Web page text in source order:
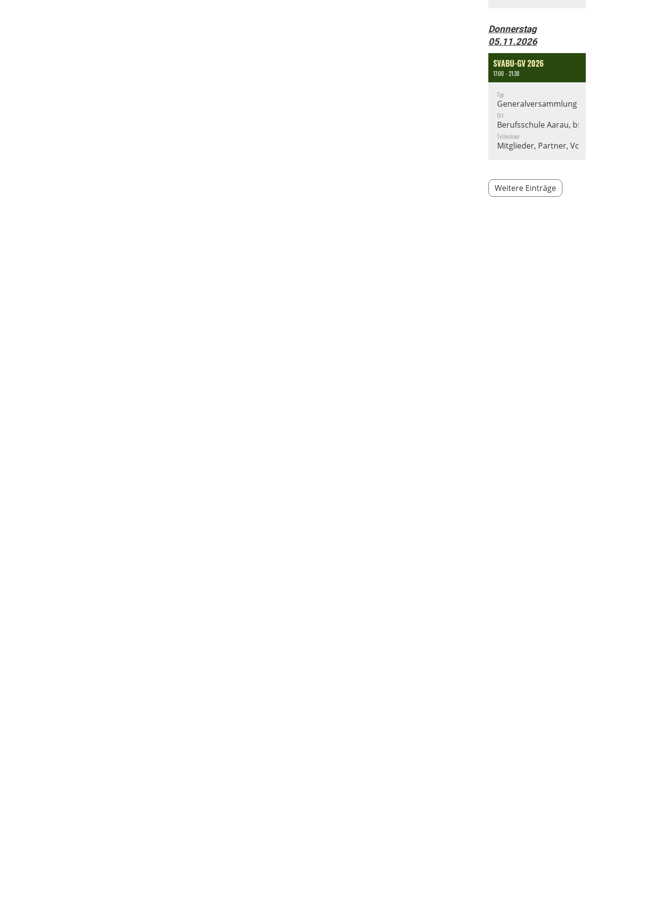
Donnerstag
05.11.2026
SVABU-GV 2026
17:00 - 21:30
Typ
Generalversammlung
Ort
Berufsschule Aarau, bsa
Teilnehmer
Mitglieder, Partner, Vorstand
Weitere Einträge